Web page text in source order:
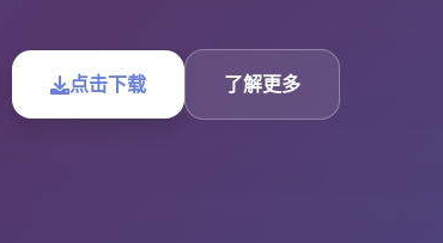
点击下载 了解更多